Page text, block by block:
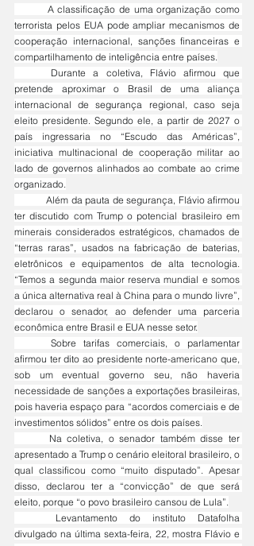
terrorista pelos EUA pode ampliar mecanismos de
cooperação internacional, sanções financeiras e
compartilhamento de inteligência entre países.
pretende aproximar o Brasil de uma aliança
internacional de segurança regional, caso seja
eleito presidente. Segundo ele, a partir de 2027 o
país ingressaria no “Escudo das Américas”,
iniciativa multinacional de cooperação militar ao
lado de governos alinhados ao combate ao crime
organizado.
	Além da pauta de segurança, Flávio afirmou
ter discutido com Trump o potencial brasileiro em
minerais considerados estratégicos, chamados de
“terras raras”, usados na fabricação de baterias,
eletrônicos e equipamentos de alta tecnologia.
“Temos a segunda maior reserva mundial e somos
a única alternativa real à China para o mundo livre”,
declarou o senador, ao defender uma parceria
econômica entre Brasil e EUA nesse setor.
afirmou ter dito ao presidente norte-americano que,
sob um eventual governo seu, não haveria
necessidade de sanções a exportações brasileiras,
pois haveria espaço para “acordos comerciais e de
investimentos sólidos” entre os dois países.
apresentado a Trump o cenário eleitoral brasileiro, o
qual classificou como “muito disputado”. Apesar
disso, declarou ter a “convicção” de que será
eleito, porque “o povo brasileiro cansou de Lula”.
divulgado na última sexta-feira, 22, mostra Flávio e